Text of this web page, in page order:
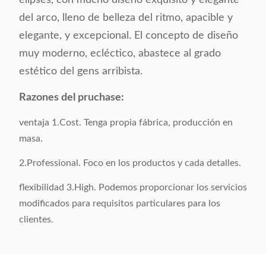
Estilo:
Color: Opcional
Tamaño del
Como muestra
Empaquetado: 1 pedazo/1 cartón
del arco, lleno de belleza del ritmo, apacible y
elegante, y excepcional. El concepto de diseño
muy moderno, ecléctico, abastece al grado
estético del gens arribista.
Razones del pruchase:
ventaja 1.Cost. Tenga propia fábrica, producción en
masa.
2.Professional. Foco en los productos y cada detalles.
flexibilidad 3.High. Podemos proporcionar los servicios
modificados para requisitos particulares para los
clientes.